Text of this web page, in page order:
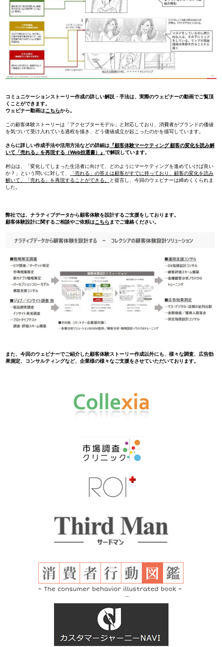
コミュニケーションストーリー作成の詳しい解説・手法は、実際のウェビナーの動画でご覧頂
くことができます。
ウェビナー動画はこちらから。
この顧客体験ストーリーは「アクセプターモデル」と対応しており、消費者がブランドの価値
を気づいて受け入れている過程を描き、どう価値成立が起こったのかを描写しています。
さらに詳しい作成手法や活用方法などの詳細は 『顧客体験マーケティング 顧客の変化を読み解
いて「売れる」を再現する（Web担選書）』で解説しています。
村山は、「変化してしまった生活者に向けて、どのようにマーケティングを進めていけば良い
か？」という問いに対して、
「売れる」の答えは顧客がすでに持っており、顧客の変化を読み
解いて、「売れる」を再現することができる。
と提言し、今回のウェビナーは締めくくられま
した。
弊社では、ナラティブデータから顧客体験を設計するご支援をしております。
顧客体験設計に関するご相談やご依頼はこちら までご連絡ください。
また、今回のウェビナーでご紹介した顧客体験ストーリー作成以外にも、様々な調査、広告効
果測定、コンサルティングなど、企業様の様々なご支援をさせていただいております。